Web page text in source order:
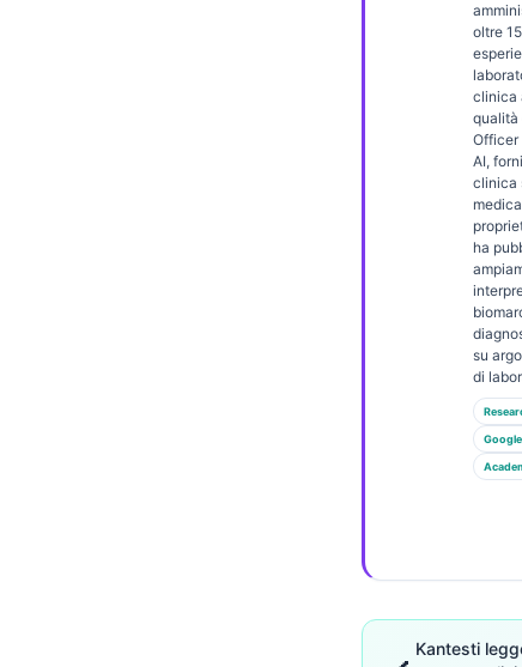
oltre
clinica
qualità
Officer
AI,
clinica
ha
su
di
Kantesti